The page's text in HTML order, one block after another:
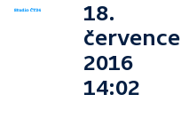
18.
července
2016
14:02